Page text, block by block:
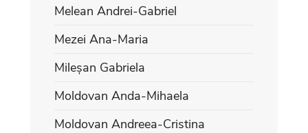
Melean Andrei-Gabriel
Mezei Ana-Maria
Mileșan Gabriela
Moldovan Anda-Mihaela
Moldovan Andreea-Cristina